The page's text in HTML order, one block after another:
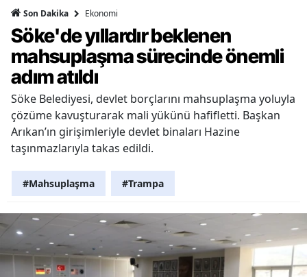
Son Dakika Ekonomi
Söke'de yıllardır beklenen
mahsuplaşma sürecinde önemli
adım atıldı
Söke Belediyesi, devlet borçlarını mahsuplaşma yoluyla
çözüme kavuşturarak mali yükünü hafifletti. Başkan
Arıkan’ın girişimleriyle devlet binaları Hazine
taşınmazlarıyla takas edildi.
#Mahsuplaşma #Trampa